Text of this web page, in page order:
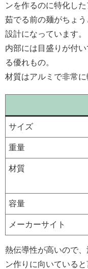
ンを作るのに特化した
茹でる前の麺がちょ
設計になっています。
内部には目盛りが付
る優れもの。
材質はアルミで非常に
サイズ
重量
材質
容量
メーカーサイト
熱伝導性が高いので
ン作りに向いていると